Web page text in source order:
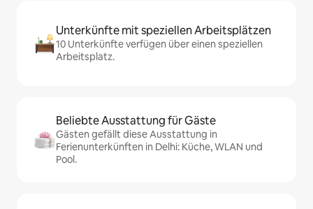
Unterkünfte mit speziellen Arbeitsplätzen
10 Unterkünfte verfügen über einen speziellen
Arbeitsplatz.
Beliebte Ausstattung für Gäste
Gästen gefällt diese Ausstattung in
Ferienunterkünften in Delhi: Küche, WLAN und
Pool.